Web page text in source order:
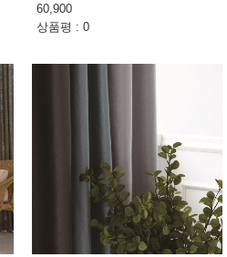
60,900
상품평 : 0